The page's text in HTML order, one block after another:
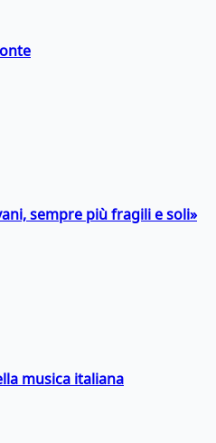
sempre più fragili e soli»
musica italiana